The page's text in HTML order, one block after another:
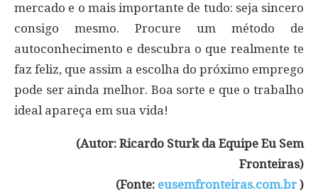
mercado e o mais importante de tudo: seja sincero
consigo mesmo. Procure um método de
autoconhecimento e descubra o que realmente te
faz feliz, que assim a escolha do próximo emprego
pode ser ainda melhor. Boa sorte e que o trabalho
ideal apareça em sua vida!
(Autor: Ricardo Sturk da Equipe Eu Sem
Fronteiras)
(Fonte: eusemfronteiras.com.br )